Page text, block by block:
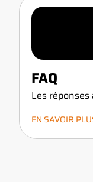
FAQ
Les
EN SAVOIR